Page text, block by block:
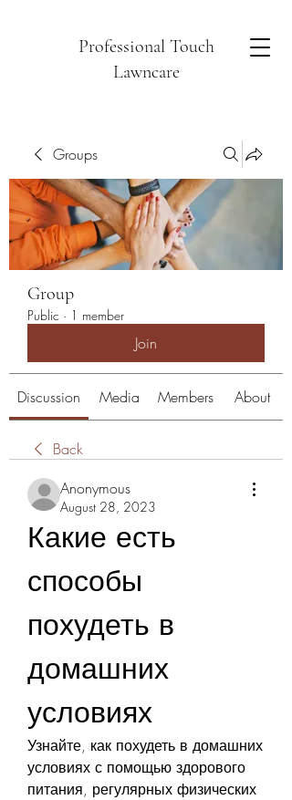
Professional Touch
Lawncare
Groups
Group
Public · 1 member
Join
Discussion Media Members About
Back
Anonymous
August 28, 2023
Какие есть
способы
похудеть в
домашних
условиях
Узнайте, как похудеть в домашних
условиях с помощью здорового
питания, регулярных физических